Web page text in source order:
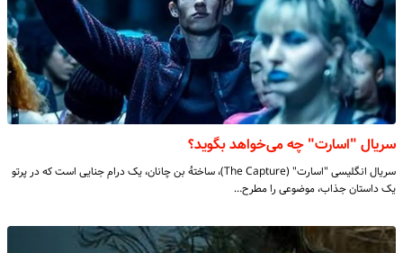
سریال "اسارت" چه می‌خواهد بگوید؟
سریال انگلیسی "اسارت" (The Capture)، ساختۀ بن چانان، یک درام جنایی است که در پرتو
یک داستان جذاب، موضوعی را مطرح…